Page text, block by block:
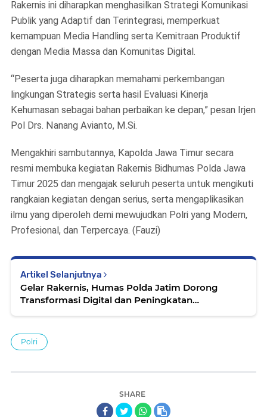
Rakernis ini diharapkan menghasilkan Strategi Komunikasi
Publik yang Adaptif dan Terintegrasi, memperkuat
kemampuan Media Handling serta Kemitraan Produktif
dengan Media Massa dan Komunitas Digital.
“Peserta juga diharapkan memahami perkembangan
lingkungan Strategis serta hasil Evaluasi Kinerja
Kehumasan sebagai bahan perbaikan ke depan,” pesan Irjen
Pol Drs. Nanang Avianto, M.Si.
Mengakhiri sambutannya, Kapolda Jawa Timur secara
resmi membuka kegiatan Rakernis Bidhumas Polda Jawa
Timur 2025 dan mengajak seluruh peserta untuk mengikuti
rangkaian kegiatan dengan serius, serta mengaplikasikan
ilmu yang diperoleh demi mewujudkan Polri yang Modern,
Profesional, dan Terpercaya. (Fauzi)
Artikel Selanjutnya
Gelar Rakernis, Humas Polda Jatim Dorong
Transformasi Digital dan Peningkatan
Polri
SHARE